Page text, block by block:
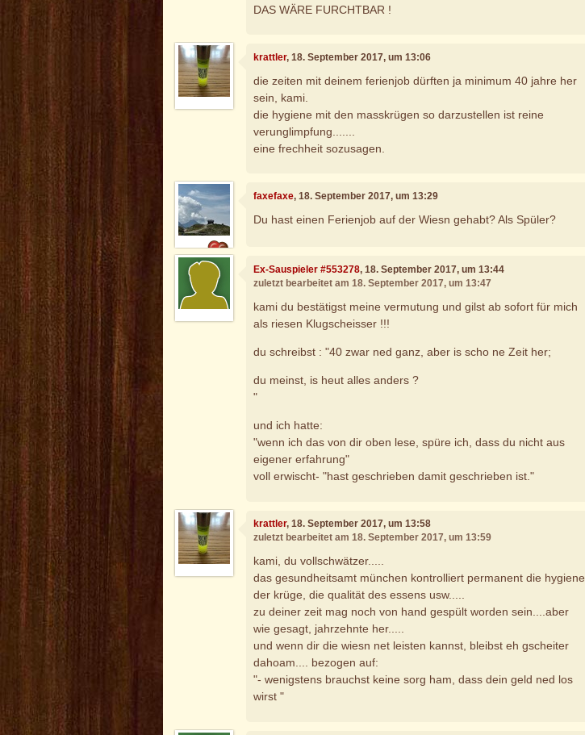
DAS WÄRE FURCHTBAR !
krattler, 18. September 2017, um 13:06
die zeiten mit deinem ferienjob dürften ja minimum 40 jahre her
sein, kami.
die hygiene mit den masskrügen so darzustellen ist reine
verunglimpfung.......
eine frechheit sozusagen.
faxefaxe, 18. September 2017, um 13:29
Du hast einen Ferienjob auf der Wiesn gehabt? Als Spüler?
Ex-Sauspieler #553278, 18. September 2017, um 13:44
zuletzt bearbeitet am 18. September 2017, um 13:47
kami du bestätigst meine vermutung und gilst ab sofort für mich
als riesen Klugscheisser !!!
du schreibst : "40 zwar ned ganz, aber is scho ne Zeit her;
du meinst, is heut alles anders ?
"
und ich hatte:
"wenn ich das von dir oben lese, spüre ich, dass du nicht aus
eigener erfahrung"
voll erwischt- "hast geschrieben damit geschrieben ist."
krattler, 18. September 2017, um 13:58
zuletzt bearbeitet am 18. September 2017, um 13:59
kami, du vollschwätzer.....
das gesundheitsamt münchen kontrolliert permanent die hygiene
der krüge, die qualität des essens usw.....
zu deiner zeit mag noch von hand gespült worden sein....aber
wie gesagt, jahrzehnte her.....
und wenn dir die wiesn net leisten kannst, bleibst eh gscheiter
dahoam.... bezogen auf:
"- wenigstens brauchst keine sorg ham, dass dein geld ned los
wirst "